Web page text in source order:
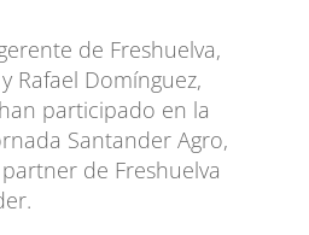
de Freshuelva,
Rafael Domínguez,
participado en la
Santander Agro,
de Freshuelva